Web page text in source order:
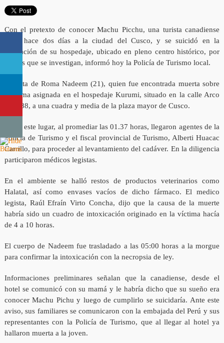
Con el pretexto de conocer Machu Picchu, una turista canadiense
llegó hace dos días a la ciudad del Cusco, y se suicidó en la
habitación de su hospedaje, ubicado en pleno centro histórico, por
causas que se investigan, informó hoy la Policía de Turismo local.
Se trata de Roma Nadeem (21), quien fue encontrada muerta sobre
su cama asignada en el hospedaje Kurumi, situado en la calle Arco
Iris 488, a una cuadra y media de la plaza mayor de Cusco.
Hasta este lugar, al promediar las 01.37 horas, llegaron agentes de la
Policía de Turismo y el fiscal provincial de Turismo, Alberti Huacac
Carrillo, para proceder al levantamiento del cadáver. En la diligencia
participaron médicos legistas.
En el ambiente se halló restos de productos veterinarios como
Halatal, así como envases vacíos de dicho fármaco. El medico
legista, Raúl Efraín Virto Concha, dijo que la causa de la muerte
habría sido un cuadro de intoxicación originado en la víctima hacía
de 4 a 10 horas.
El cuerpo de Nadeem fue trasladado a las 05:00 horas a la morgue
para confirmar la intoxicación con la necropsia de ley.
Informaciones preliminares señalan que la canadiense, desde el
hotel se comunicó con su mamá y le habría dicho que su sueño era
conocer Machu Pichu y luego de cumplirlo se suicidaría. Ante este
aviso, sus familiares se comunicaron con la embajada del Perú y sus
representantes con la Policía de Turismo, que al llegar al hotel ya
hallaron muerta a la joven.